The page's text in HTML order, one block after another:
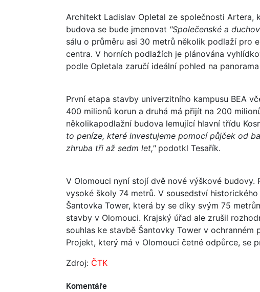
Architekt Ladislav Opletal ze společnosti Artera,
budova se bude jmenovat "Společenské a
sálu o průměru asi 30 metrů několik podlaží pro
centra. V horních podlažích je plánována
podle Opletala zaručí ideální pohled na
První etapa stavby univerzitního kampusu BEA
400 milionů korun a druhá má přijít na 200
několikapodlažní budova lemující hlavní třídu
to peníze, které investujeme pomocí půjček od
zhruba tři až sedm let,"podotkl Tesařík.
V Olomouci nyní stojí dvě nové výškové budovy.
vysoké školy 74 metrů. V sousedství
Šantovka Tower, která by se díky svým 75
stavby v Olomouci. Krajský úřad ale zrušil
souhlas ke stavbě Šantovky Tower v ochranném
Projekt, který má v Olomouci četné odpůrce, se
Zdroj: ČTK
Komentáře